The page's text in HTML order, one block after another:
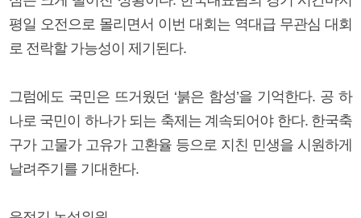
평일 오전으로 몰리면서 이번 대회는 역대급 무관심 대회
로 전락할 가능성이 제기된다.
그럼에도 국민은 뜨거웠던 ‘붉은 함성’을 기억한다. 공 하
나로 국민이 하나가 되는 축제는 계속되어야 한다. 한국축
구가 고물가 고유가 고환율 등으로 지친 민생을 시원하게
날려주기를 기대한다.